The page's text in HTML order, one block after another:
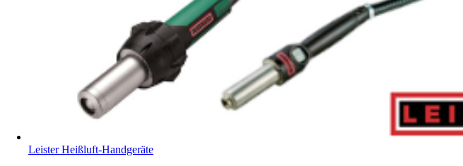
Leister Heißluft-Handgeräte